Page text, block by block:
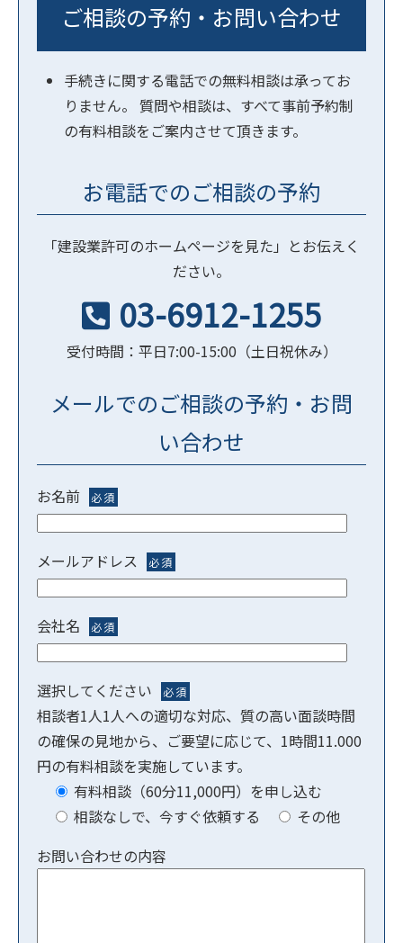
ご相談の予約・お問い合わせ
手続きに関する電話での無料相談は承ってお
りません。 質問や相談は、すべて事前予約制
の有料相談をご案内させて頂きます。
お電話でのご相談の予約
「建設業許可のホームページを見た」とお伝えく
ださい。
03-6912-1255
受付時間：平日7:00-15:00（土日祝休み）
メールでのご相談の予約・お問
い合わせ
お名前 必須
メールアドレス 必須
会社名 必須
選択してください 必須
相談者1人1人への適切な対応、質の高い面談時間
の確保の見地から、ご要望に応じて、1時間11.000
円の有料相談を実施しています。
有料相談（60分11,000円）を申し込む
相談なしで、今すぐ依頼する
その他
お問い合わせの内容